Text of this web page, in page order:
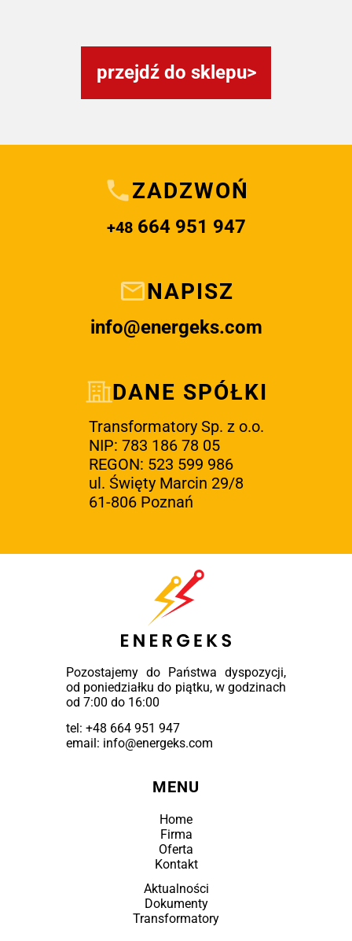
przejdź do sklepu
ZADZWOŃ
+48664 951 947
NAPISZ
info@energeks.com
DANE SPÓŁKI
Transformatory Sp. z o.o.
NIP: 783 186 78 05
REGON: 523 599 986
ul. Święty Marcin 29/8
61-806 Poznań
Pozostajemy do Państwa dyspozycji,
od poniedziałku do piątku, w godzinach
od 7:00 do 16:00
tel: +48 664 951 947
email: info@energeks.com
MENU
Home
Firma
Oferta
Kontakt
Aktualności
Dokumenty
Transformatory